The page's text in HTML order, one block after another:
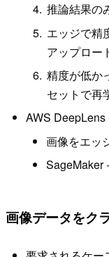
推論結果の
エッジで精
アップロー
精度が低か
セットで再
AWS DeepLens
画像をエッ
SageMaker
画像データをク